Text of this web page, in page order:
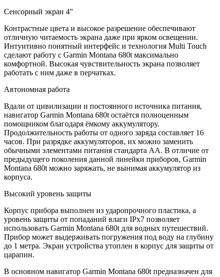
Сенсорный экран 4"
Контрастные цвета и высокое разрешение обеспечивают
отличную читаемость экрана даже при ярком освещении.
Интуитивно понятный интерфейс и технология Multi Touch
сделают работу с Garmin Montana 680t максимально
комфортной. Высокая чувствительность экрана позволяет
работать с ним даже в перчатках.
Автономная работа
Вдали от цивилизации и постоянного источника питания,
навигатор Garmin Montana 680t остаётся полноценным
помощником благодаря ёмкому аккумулятору.
Продолжительность работы от одного заряда составляет 16
часов. При разрядке аккумуляторов, их можно заменить
обычными элементами питания стандарта АА. В отличие от
предыдущего поколения данной линейки приборов, Garmin
Montana 680t можно заряжать, не вынимая аккумулятор из
корпуса.
Высокий уровень защиты
Корпус прибора выполнен из ударопрочного пластика, а
уровень защиты от попаданий влаги IPx7 позволяет
использовать Garmin Montana 680t для водных путешествий.
Прибор может выдерживать погружения под воду на глубину
до 1 метра. Экран устройства утоплен в корпус для защиты от
царапин.
В основном навигатор Garmin Montana 680t предназначен для